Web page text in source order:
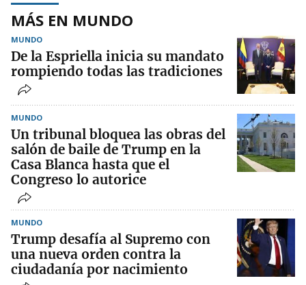
MÁS EN MUNDO
MUNDO
De la Espriella inicia su mandato
rompiendo todas las tradiciones
MUNDO
Un tribunal bloquea las obras del
salón de baile de Trump en la
Casa Blanca hasta que el
Congreso lo autorice
MUNDO
Trump desafía al Supremo con
una nueva orden contra la
ciudadanía por nacimiento